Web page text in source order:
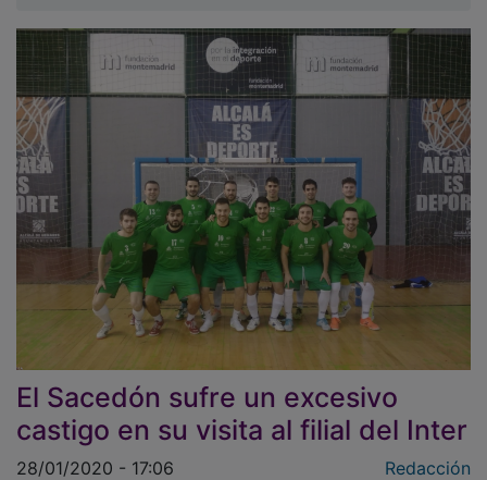
El Sacedón sufre un excesivo
castigo en su visita al filial del Inter
28/01/2020 - 17:06